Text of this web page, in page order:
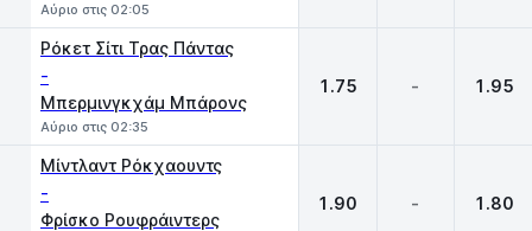
Αύριο στις 02:05
Ρόκετ Σίτι Τρας Πάντας
-
Μπερμινγκχάμ Μπάρονς
Αύριο στις 02:35
1.75 - 1.95
Μίντλαντ Ρόκχαουντς
-
Φρίσκο Ρουφράιντερς
1.90 - 1.80